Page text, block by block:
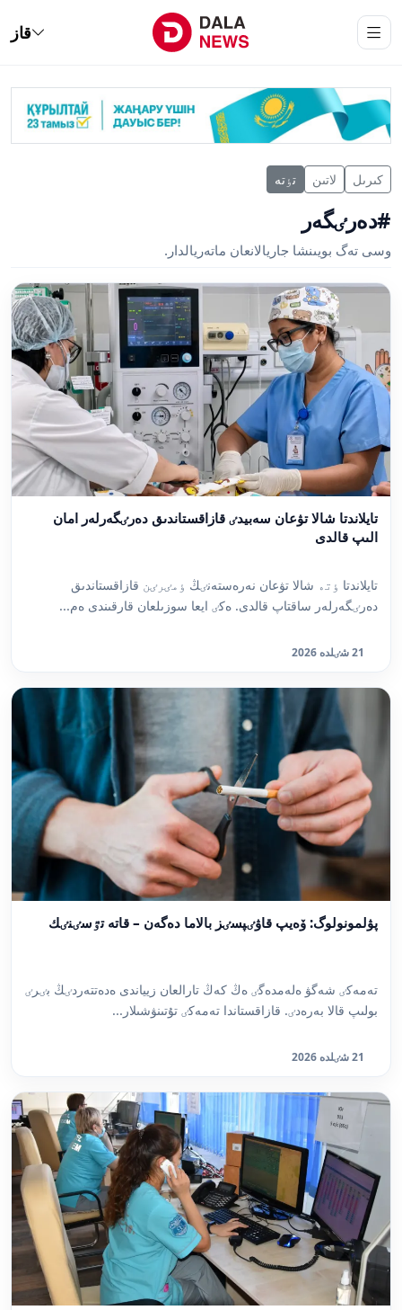
قاز
كىرىل لاتىن تٶتە
#دەرٸگەر
وسى تەگ بويىنشا جاريالانعان ماتەريالدار.
تايلاندتا شالا تۋعان سەبيدٸ قازاقستاندىق دەرٸگەرلەر امان
الىپ قالدى
تايلاندتا ٶتە شالا تۋعان نەرەستەنٸڭ ٶمٸرٸن قازاقستاندىق
دەرٸگەرلەر ساقتاپ قالدى. ەكٸ ايعا سوزىلعان قارقىندى ەم...
21 شٸلدە 2026
پۋلمونولوگ: ۆەيپ قاۋٸپسٸز بالاما دەگەن – قاتە تٷسٸنٸك
تەمەكٸ شەگۋ ەلەمدەگٸ ەڭ كەڭ تارالعان زيياندى ەدەتتەردٸڭ بٸرٸ
بولىپ قالا بەرەدٸ. قازاقستاندا تەمەكٸ تۇتىنۋشىلار...
21 شٸلدە 2026